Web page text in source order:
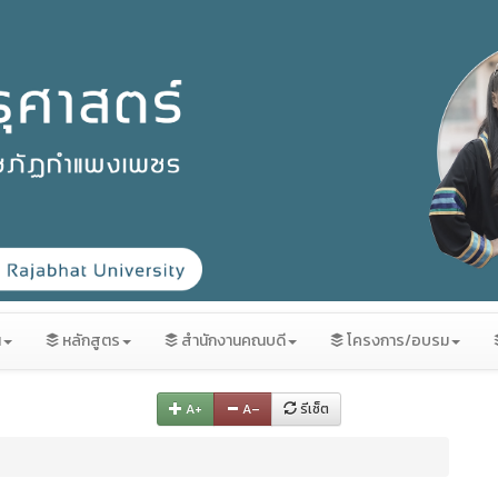
หลักสูตร สำนักงานคณบดี โครงการ/อบรม
A+ A– รีเซ็ต